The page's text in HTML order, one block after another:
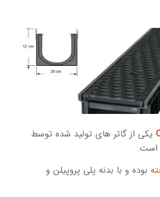
یکی از گاتر های تولید شده توسط
است.
بوده و با بدنه پلی پروپیلن و